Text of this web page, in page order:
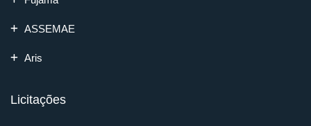
ASSEMAE
Aris
Licitações